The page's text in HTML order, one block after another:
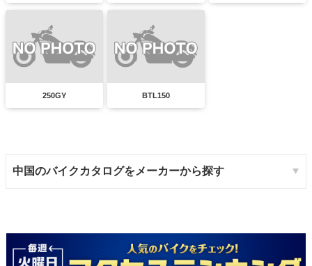
250GY BTL150
中国のバイクカタログをメーカーから探す